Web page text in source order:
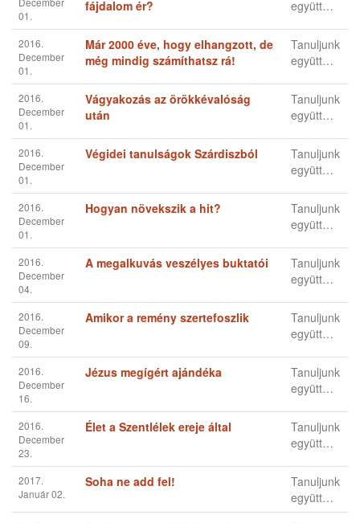
Mark Finley
Mark A. Finley (Norwich, Connecticut, 1945 –) amerikai adventista
lelkész, műsorvezető. Az "It Is Written" (Meg van írva) csatorna
műsorvezetője, igazgatója volt (1991–2004), amellyel körülutazta a
világot, mint adventista televíziós evangelizátor. Ő volt az első
adventista lelkész, a műholdas evangelizációs sorozatokat készített.
2016.
November
25.
Újítsd meg hitedet!
Tanuljunk
együtt…
2016.
December
01.
Hol van Isten, amikor minket
fájdalom ér?
Tanuljunk
együtt…
2016.
December
01.
Már 2000 éve, hogy elhangzott, de
még mindig számíthatsz rá!
Tanuljunk
együtt…
2016.
December
01.
Vágyakozás az örökkévalóság
után
Tanuljunk
együtt…
2016.
December
01.
Végidei tanulságok Szárdiszból
Tanuljunk
együtt…